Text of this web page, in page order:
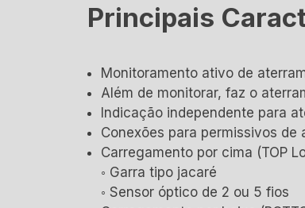
Principais
Monitoramento ativo de
Além de monitorar, faz o
Indicação independente para
Conexões para permissivos
Carregamento por cima (TOP
◦ Garra tipo jacaré
◦ Sensor óptico de 2 ou 5 fios